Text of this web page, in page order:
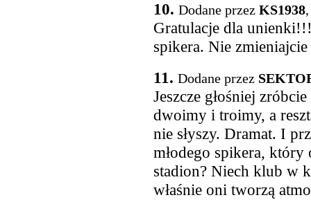
10. Dodane przez KS1938
Gratulacje dla
spikera. Nie
11. Dodane przez
Jeszcze głośniej
dwoimy i troimy, a
nie słyszy. Dramat. I
młodego spikera, który
stadion? Niech klub w
właśnie oni tworzą